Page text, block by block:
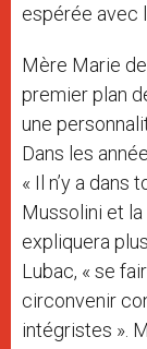
espérée avec
Mère Marie
premier plan
une
Dans les
« Il n’y a dans
Mussolini et la
expliquera
Lubac, « se
circonvenir
intégristes ».